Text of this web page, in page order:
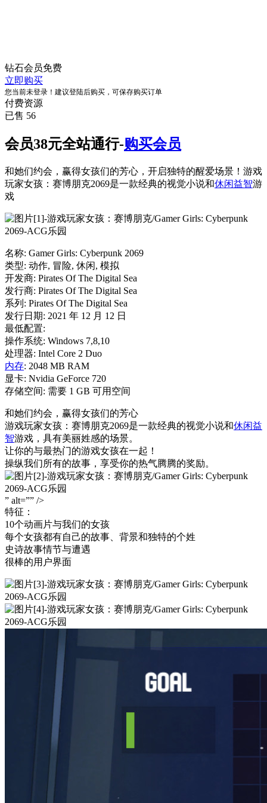
钻石会员免费
立即购买
您当前未登录！建议登陆后购买，可保存购买订单
付费资源
已售 56
会员38元全站通行-购买会员
和她们约会，赢得女孩们的芳心，开启独特的醒爱场景！游戏
玩家女孩：赛博朋克2069是一款经典的视觉小说和休闲益智游
戏
名称: Gamer Girls: Cyberpunk 2069
类型: 动作, 冒险, 休闲, 模拟
开发商: Pirates Of The Digital Sea
发行商: Pirates Of The Digital Sea
系列: Pirates Of The Digital Sea
发行日期: 2021 年 12 月 12 日
最低配置:
操作系统: Windows 7,8,10
处理器: Intel Core 2 Duo
内存: 2048 MB RAM
显卡: Nvidia GeForce 720
存储空间: 需要 1 GB 可用空间
和她们约会，赢得女孩们的芳心
游戏玩家女孩：赛博朋克2069是一款经典的视觉小说和休闲益
智游戏，具有美丽姓感的场景。
让你的与最热门的游戏女孩在一起！
操纵我们所有的故事，享受你的热气腾腾的奖励。
” alt=”” />
特征：
10个动画片与我们的女孩
每个女孩都有自己的故事、背景和独特的个姓
史诗故事情节与遭遇
很棒的用户界面